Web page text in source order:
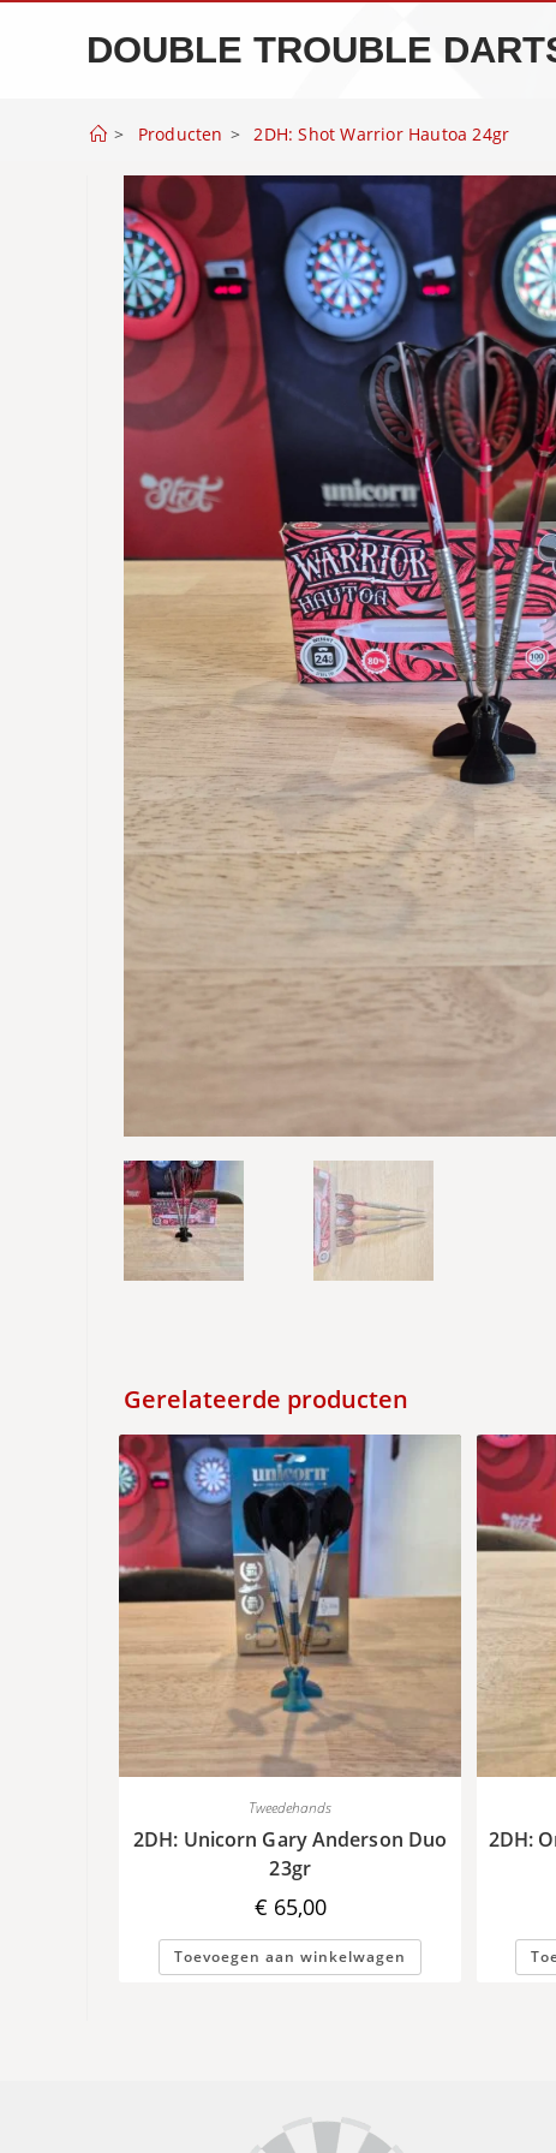
DOUBLE TROUBLE
> Producten > 2DH: Shot Warrior Hautoa 24gr
Gerelateerde producten
Tweedehands
2DH: Unicorn Gary Anderson Duo
23gr
€ 65,00
Toevoegen aan winkelwagen
2DH: